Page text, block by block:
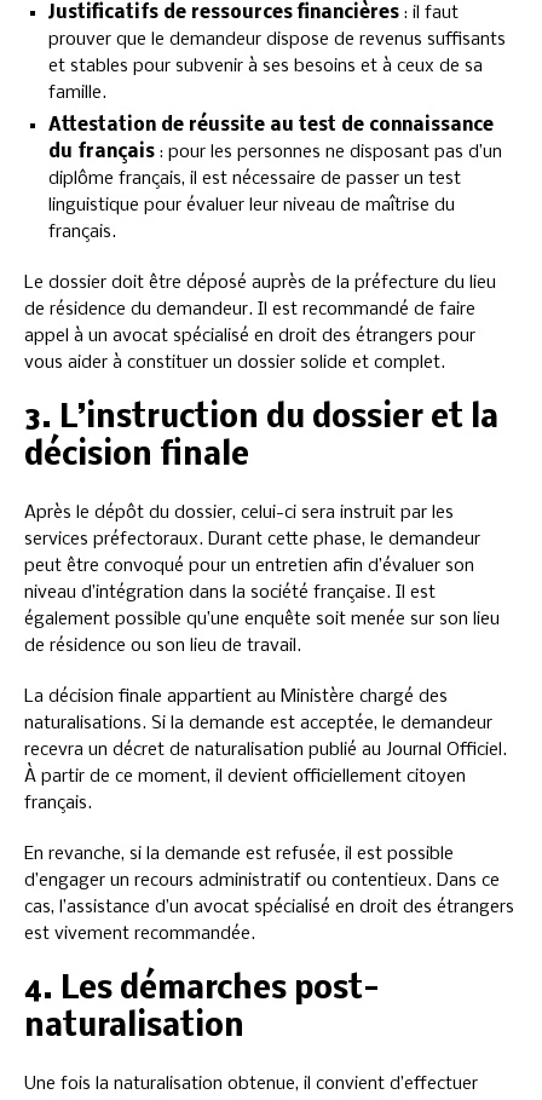
Justificatifs de ressources financières : il faut
prouver que le demandeur dispose de revenus suffisants
et stables pour subvenir à ses besoins et à ceux de sa
famille.
Attestation de réussite au test de connaissance
du français : pour les personnes ne disposant pas d’un
diplôme français, il est nécessaire de passer un test
linguistique pour évaluer leur niveau de maîtrise du
français.
Le dossier doit être déposé auprès de la préfecture du lieu
de résidence du demandeur. Il est recommandé de faire
appel à un avocat spécialisé en droit des étrangers pour
vous aider à constituer un dossier solide et complet.
3. L’instruction du dossier et la
décision finale
Après le dépôt du dossier, celui-ci sera instruit par les
services préfectoraux. Durant cette phase, le demandeur
peut être convoqué pour un entretien afin d’évaluer son
niveau d’intégration dans la société française. Il est
également possible qu’une enquête soit menée sur son lieu
de résidence ou son lieu de travail.
La décision finale appartient au Ministère chargé des
naturalisations. Si la demande est acceptée, le demandeur
recevra un décret de naturalisation publié au Journal Officiel.
À partir de ce moment, il devient officiellement citoyen
français.
En revanche, si la demande est refusée, il est possible
d’engager un recours administratif ou contentieux. Dans ce
cas, l’assistance d’un avocat spécialisé en droit des étrangers
est vivement recommandée.
4. Les démarches post-
naturalisation
Une fois la naturalisation obtenue, il convient d’effectuer